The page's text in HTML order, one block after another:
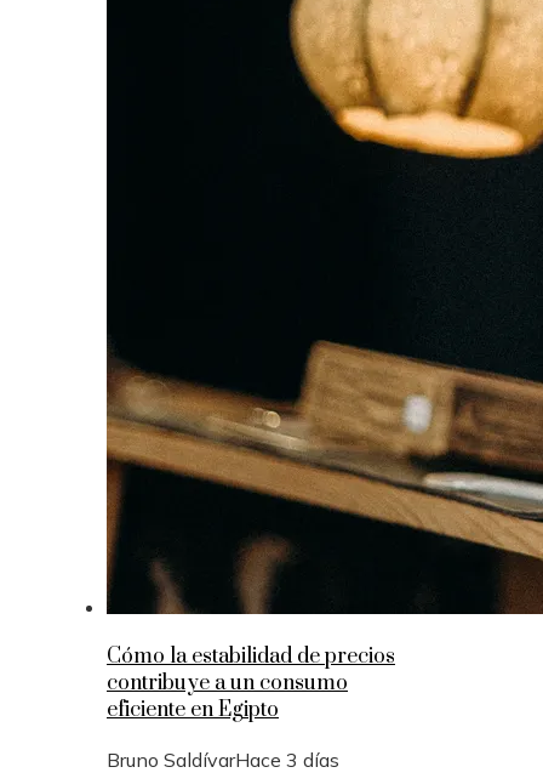
Cómo la estabilidad de precios
contribuye a un consumo
eficiente en Egipto
Bruno SaldívarHace 3 días